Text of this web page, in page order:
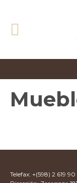
Telefax: +(598) 2 619